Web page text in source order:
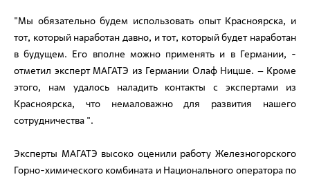
"Мы обязательно будем использовать опыт Красноярска, и
тот, который наработан давно, и тот, который будет наработан
в будущем. Его вполне можно применять и в Германии, -
отметил эксперт МАГАТЭ из Германии Олаф Ницше. – Кроме
этого, нам удалось наладить контакты с экспертами из
Красноярска, что немаловажно для развития нашего
сотрудничества ".
Эксперты МАГАТЭ высоко оценили работу Железногорского
Горно-химического комбината и Национального оператора по